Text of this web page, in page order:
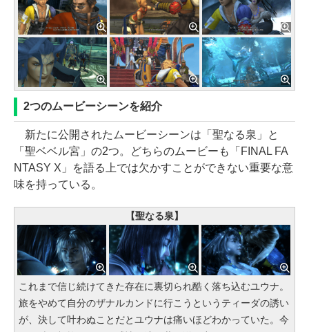
2つのムービーシーンを紹介
新たに公開されたムービーシーンは「聖なる泉」と
「聖ベベル宮」の2つ。どちらのムービーも「FINAL FA
NTASY X」を語る上では欠かすことができない重要な意
味を持っている。
【聖なる泉】
これまで信じ続けてきた存在に裏切られ酷く落ち込むユウナ。
旅をやめて自分のザナルカンドに行こうというティーダの誘い
が、決して叶わぬことだとユウナは痛いほどわかっていた。今